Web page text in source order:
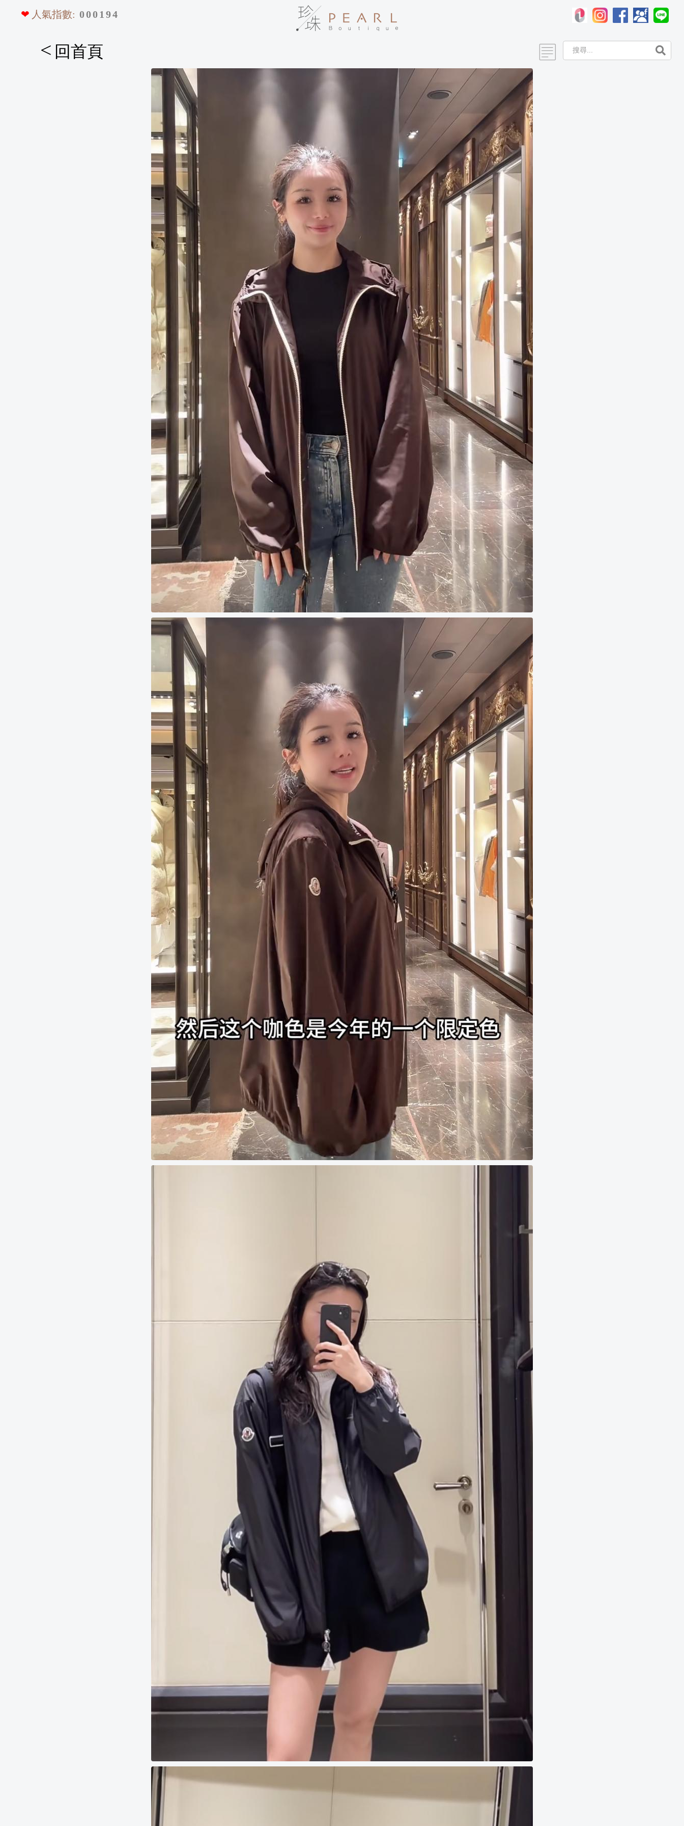
❤ 人氣指數: 0001 94
< 回首頁